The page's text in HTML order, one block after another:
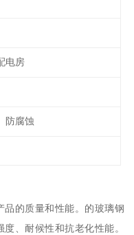
电房
防腐蚀
品的质量和性能。的玻璃钢
、耐候性和抗老化性能。